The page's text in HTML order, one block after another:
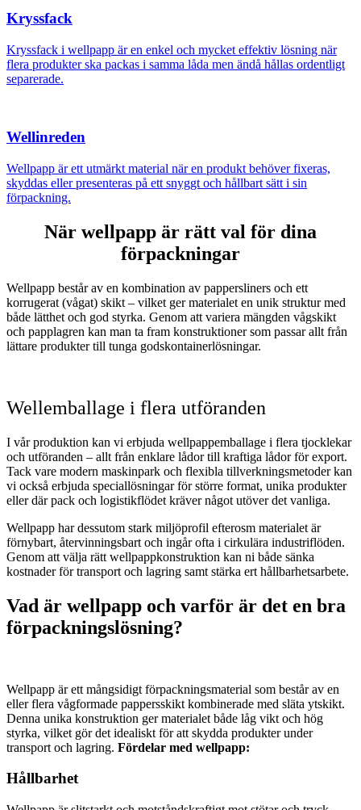
Kryssfack
Kryssfack i wellpapp är en enkel och mycket effektiv lösning när
flera produkter ska packas i samma låda men ändå hållas ordentligt
separerade.
Wellinreden
Wellpapp är ett utmärkt material när en produkt behöver fixeras,
skyddas eller presenteras på ett snyggt och hållbart sätt i sin
förpackning.
När wellpapp är rätt val för dina
förpackningar
Wellpapp består av en kombination av pappersliners och ett
korrugerat (vågat) skikt – vilket ger materialet en unik struktur med
både lätthet och god styrka. Genom att variera mängden vågskikt
och papplagren kan man ta fram konstruktioner som passar allt från
lättare produkter till tunga godskontainer­lösningar.
Wellemballage i flera utföranden
I vår produktion kan vi erbjuda wellpapp­emballage i flera tjocklekar
och utföranden – allt från enklare lådor till kraftiga lådor för export.
Tack vare modern maskinpark och flexibla tillverkningsmetoder kan
vi också erbjuda speciallösningar för större format, unika produkter
eller där pack­ och logistikflödet kräver något utöver det vanliga.
Wellpapp har dessutom stark miljöprofil efterosm materialet är
förnybart, återvinningsbart och ingår ofta i cirkulära industriflöden.
Genom att välja rätt wellpapp­konstruktion kan ni både sänka
kostnader för transport och lagring samt stärka ert hållbarhetsarbete.
Vad är wellpapp och varför är det en bra
förpackningslösning?
Wellpapp är ett mångsidigt förpackningsmaterial som består av en
eller flera vågformade pappersskikt kombinerade med släta ytskikt.
Denna unika konstruktion ger materialet både låg vikt och hög
styrka, vilket gör det idealiskt för att skydda produkter under
transport och lagring. Fördelar med wellpapp:
Hållbarhet